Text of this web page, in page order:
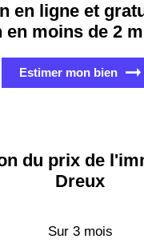
en ligne et
en moins de 2
Estimer mon bien
du prix de
Dreux
Sur 3 mois